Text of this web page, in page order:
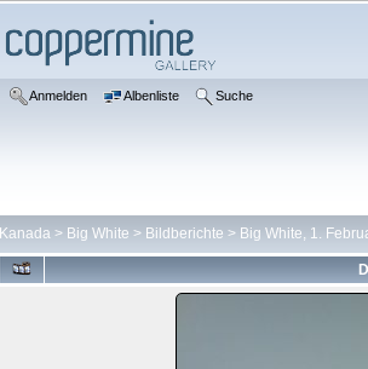
Anmelden Albenliste Suche
Kanada > Big White > Bildberichte > Big White, 1.